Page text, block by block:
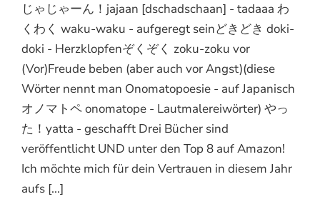
じゃじゃーん！jajaan [dschadschaan] - tadaaa わ
くわく waku-waku - aufgeregt seinどきどき doki-
doki - Herzklopfenぞくぞく zoku-zoku vor
(Vor)Freude beben (aber auch vor Angst)(diese
Wörter nennt man Onomatopoesie - auf Japanisch
オノマトペ onomatope - Lautmalereiwörter) やっ
た！yatta - geschafft Drei Bücher sind
veröffentlicht UND unter den Top 8 auf Amazon!
Ich möchte mich für dein Vertrauen in diesem Jahr
aufs [...]